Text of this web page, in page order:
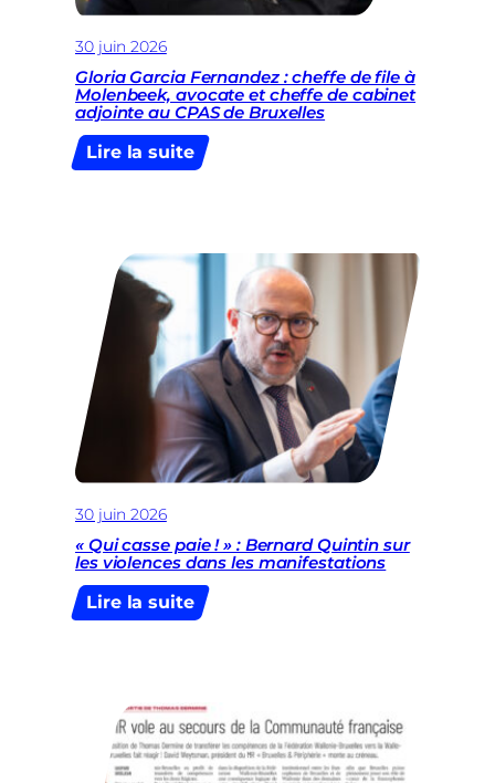
30 juin 2026
Gloria Garcia Fernandez : cheffe de file à
Molenbeek, avocate et cheffe de cabinet
adjointe au CPAS de Bruxelles
Lire la suite:
Gloria
:
cheffe
Molenbeek,
avocate
et
cheffe
de
au
CPAS
de
Bruxelles
30 juin 2026
« Qui casse paie ! » : Bernard Quintin sur
les violences dans les manifestations
Lire la suite:
« Qui
:
Bernard
Quintin